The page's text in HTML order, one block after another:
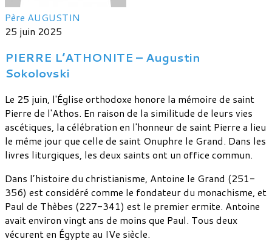
Père AUGUSTIN
25 juin 2025
PIERRE L’ATHONITE – Augustin
Sokolovski
Le 25 juin, l'Église orthodoxe honore la mémoire de saint
Pierre de l'Athos. En raison de la similitude de leurs vies
ascétiques, la célébration en l'honneur de saint Pierre a lieu
le même jour que celle de saint Onuphre le Grand. Dans les
livres liturgiques, les deux saints ont un office commun.
Dans l’histoire du christianisme, Antoine le Grand (251-
356) est considéré comme le fondateur du monachisme, et
Paul de Thèbes (227-341) est le premier ermite. Antoine
avait environ vingt ans de moins que Paul. Tous deux
vécurent en Égypte au IVe siècle.